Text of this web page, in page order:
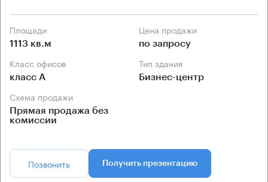
Площади
1113 кв.м
Цена продажи
по запросу
Класс офисов
класс А
Тип здания
Бизнес-центр
Схема продажи
Прямая продажа без
комиссии
Позвонить Получить презентацию